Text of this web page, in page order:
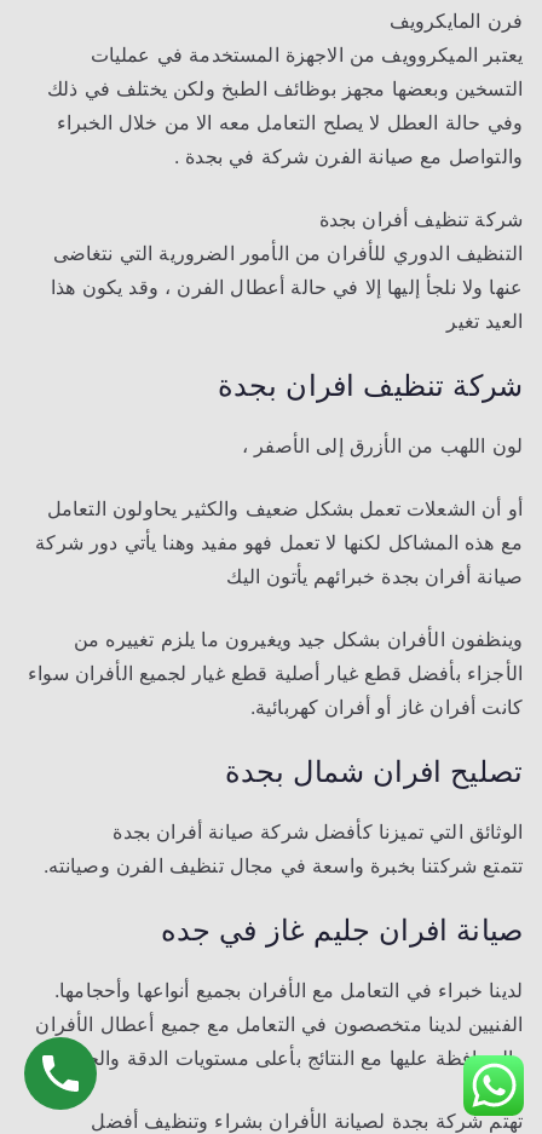
فرن المايكرويف
يعتبر الميكروويف من الاجهزة المستخدمة في عمليات
التسخين وبعضها مجهز بوظائف الطبخ ولكن يختلف في ذلك
وفي حالة العطل لا يصلح التعامل معه الا من خلال الخبراء
والتواصل مع صيانة الفرن شركة في بجدة .
شركة تنظيف أفران بجدة
التنظيف الدوري للأفران من الأمور الضرورية التي نتغاضى
عنها ولا نلجأ إليها إلا في حالة أعطال الفرن ، وقد يكون هذا
العيد تغير
شركة تنظيف افران بجدة
لون اللهب من الأزرق إلى الأصفر ،
أو أن الشعلات تعمل بشكل ضعيف والكثير يحاولون التعامل
مع هذه المشاكل لكنها لا تعمل فهو مفيد وهنا يأتي دور شركة
صيانة أفران بجدة خبرائهم يأتون اليك
وينظفون الأفران بشكل جيد ويغيرون ما يلزم تغييره من
الأجزاء بأفضل قطع غيار أصلية قطع غيار لجميع الأفران سواء
كانت أفران غاز أو أفران كهربائية.
تصليح افران شمال بجدة
الوثائق التي تميزنا كأفضل شركة صيانة أفران بجدة
تتمتع شركتنا بخبرة واسعة في مجال تنظيف الفرن وصيانته.
صيانة افران جليم غاز في جده
لدينا خبراء في التعامل مع الأفران بجميع أنواعها وأحجامها.
الفنيين لدينا متخصصون في التعامل مع جميع أعطال الأفران
والمحافظة عليها مع النتائج بأعلى مستويات الدقة والجودة.
تهتم شركة بجدة لصيانة الأفران بشراء وتنظيف أفضل